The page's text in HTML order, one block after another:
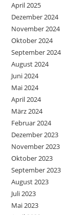
April 2025
Dezember 2024
November 2024
Oktober 2024
September 2024
August 2024
Juni 2024
Mai 2024
April 2024
März 2024
Februar 2024
Dezember 2023
November 2023
Oktober 2023
September 2023
August 2023
Juli 2023
Mai 2023